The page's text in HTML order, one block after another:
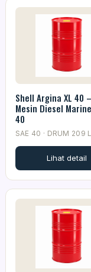
Shell Argina XL 40
Mesin Diesel
40
SAE 40 · DRUM 209
Lihat detail